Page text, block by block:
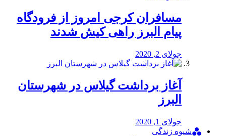
مسافران کرجی امروز از فرودگاه
پیام البرز راهی کیش شدند
جولای 2, 2020
آغاز برداشت گیلاس در شهرستان
البرز
جولای 1, 2020
شیوه زندگی